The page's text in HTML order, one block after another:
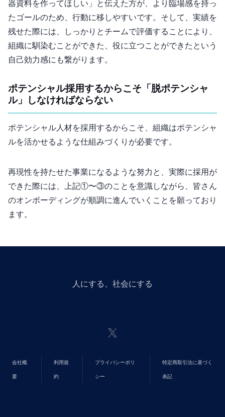
器資料を作ってほしい」と伝えた方が、より臨場感を持っ
たゴールのため、行動に移しやすいです。そして、実績を
残せた際には、しっかりとチームで評価することにより、
組織に馴染むことができた、役に立つことができたという
自己効力感にも繋がります。
ポテンシャル採用するからこそ「脱ポテンシャ
ル」しなければならない
ポテンシャル人材を採用するからこそ、組織はポテンシャ
ルを活かせるような仕組みづくりが必要です。
再現性を持たせた事業になるような努力と、実際に採用が
できた際には、上記①〜③のことを意識しながら、皆さん
のオンボーディングが順調に進んでいくことを願っており
ます。
人にGiveする、社会にGiveする
会社概
要
利用規
約
プライバシーポリ
シー
特定商取引法に基づく
表記